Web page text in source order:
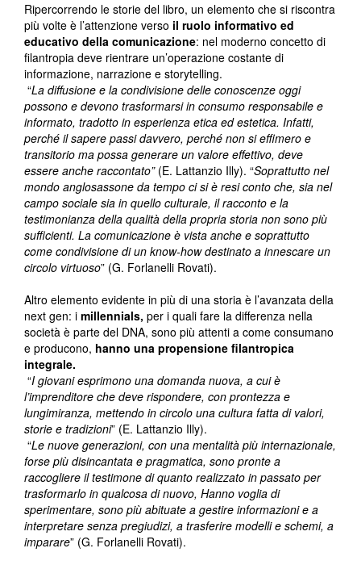
Ripercorrendo le storie del libro, un elemento che si riscontra
più volte è l’attenzione verso il ruolo informativo ed
educativo della comunicazione: nel moderno concetto di
filantropia deve rientrare un’operazione costante di
informazione, narrazione e storytelling.
“La diffusione e la condivisione delle conoscenze oggi
possono e devono trasformarsi in consumo responsabile e
informato, tradotto in esperienza etica ed estetica. Infatti,
perché il sapere passi davvero, perché non si effimero e
transitorio ma possa generare un valore effettivo, deve
essere anche raccontato”(E. Lattanzio Illy). “Soprattutto nel
mondo anglosassone da tempo ci si è resi conto che, sia nel
campo sociale sia in quello culturale, il racconto e la
testimonianza della qualità della propria storia non sono più
sufficienti. La comunicazione è vista anche e soprattutto
come condivisione di un know-how destinato a innescare un
circolo virtuoso” (G. Forlanelli Rovati).
Altro elemento evidente in più di una storia è l’avanzata della
next gen: i millennials, per i quali fare la differenza nella
società è parte del DNA, sono più attenti a come consumano
e producono, hanno una propensione filantropica
integrale.
“I giovani esprimono una domanda nuova, a cui è
l’imprenditore che deve rispondere, con prontezza e
lungimiranza, mettendo in circolo una cultura fatta di valori,
storie e tradizioni” (E. Lattanzio Illy).
“Le nuove generazioni, con una mentalità più internazionale,
forse più disincantata e pragmatica, sono pronte a
raccogliere il testimone di quanto realizzato in passato per
trasformarlo in qualcosa di nuovo, Hanno voglia di
sperimentare, sono più abituate a gestire informazioni e a
interpretare senza pregiudizi, a trasferire modelli e schemi, a
imparare” (G. Forlanelli Rovati).